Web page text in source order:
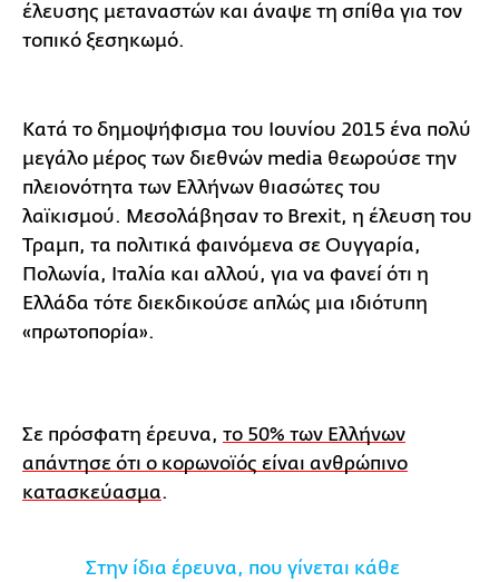
έλευσης μεταναστών και άναψε τη σπίθα για τον
τοπικό ξεσηκωμό.
Κατά το δημοψήφισμα του Ιουνίου 2015 ένα πολύ
μεγάλο μέρος των διεθνών media θεωρούσε την
πλειονότητα των Ελλήνων θιασώτες του
λαϊκισμού. Μεσολάβησαν το Brexit, η έλευση του
Τραμπ, τα πολιτικά φαινόμενα σε Ουγγαρία,
Πολωνία, Ιταλία και αλλού, για να φανεί ότι η
Ελλάδα τότε διεκδικούσε απλώς μια ιδιότυπη
«πρωτοπορία».
Σε πρόσφατη έρευνα, το 50% των Ελλήνων
απάντησε ότι ο κορωνοϊός είναι ανθρώπινο
κατασκεύασμα.
Στην ίδια έρευνα, που γίνεται κάθε